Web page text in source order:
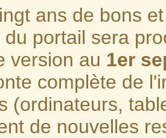
ans de bons
du portail sera
version au 1er
complète de
(ordinateurs,
de nouvelles